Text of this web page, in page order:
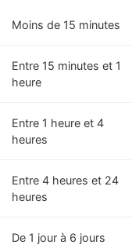
Moins de 15 minutes
Entre 15 minutes et 1
heure
Entre 1 heure et 4
heures
Entre 4 heures et 24
heures
De 1 jour à 6 jours